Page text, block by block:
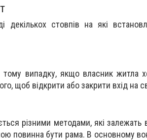
декількох стовпів на які
тому випадку, якщо власник житла
щоб відкрити або закрити вхід на
різними методами, які
повинна бути рама. В основному